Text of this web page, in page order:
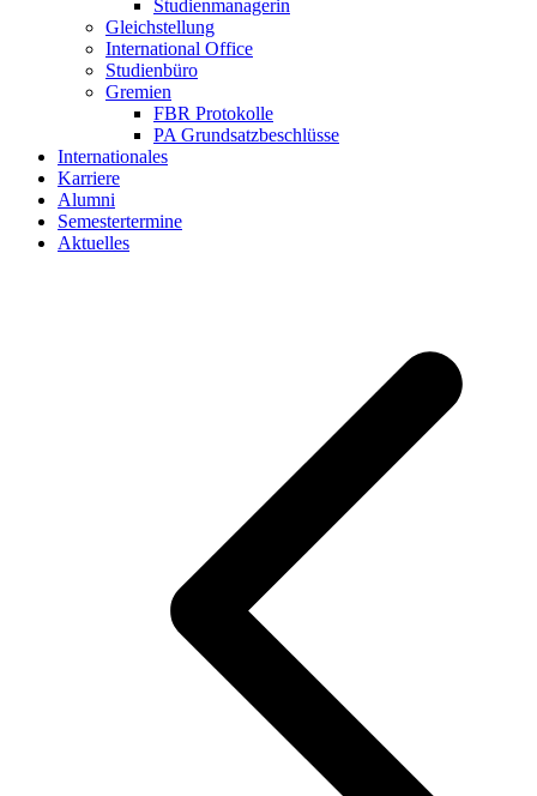
Studienmanagerin
Gleichstellung
International Office
Studienbüro
Gremien
FBR Protokolle
PA Grundsatzbeschlüsse
Internationales
Karriere
Alumni
Semestertermine
Aktuelles